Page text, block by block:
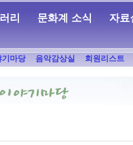
리 문화계 소식 자료
기마당 음악감상실 회원리스트